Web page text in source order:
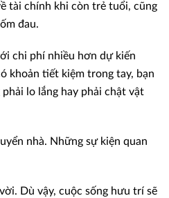
tài chính khi còn trẻ tuổi, cũng
đau.
chi phí nhiều hơn dự kiến
khoản tiết kiệm trong tay, bạn
lo lắng hay phải chật vật
nhà. Những sự kiện quan
Dù vậy, cuộc sống hưu trí sẽ